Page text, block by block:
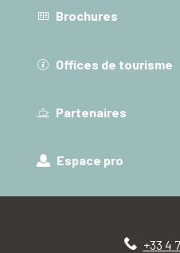
Brochures
Offices de tourisme
Partenaires
Espace pro
+33 4